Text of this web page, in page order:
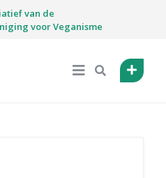
van de
voor Veganisme